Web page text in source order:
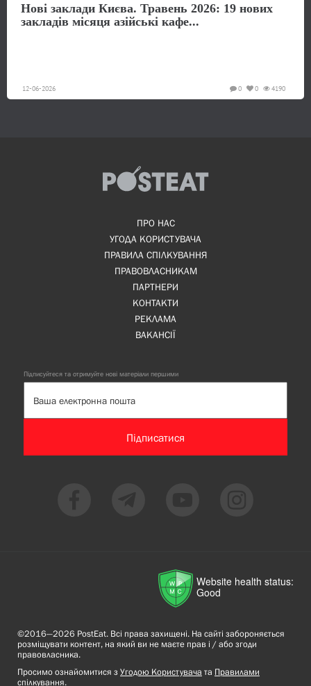
Нові заклади Києва. Травень 2026: 19 нових
закладів місяця азійські кафе...
12-06-2026 4190
0
0
ПРО НАС
УГОДА КОРИСТУВАЧА
ПРАВИЛА СПІЛКУВАННЯ
ПРАВОВЛАСНИКАМ
ПАРТНЕРИ
КОНТАКТИ
РЕКЛАМА
ВАКАНСІЇ
Підписуйтеся та отримуйте нові матеріали першими
Підписатися
Website health status:
Good
©2016—2026 PostEat. Всі права захищені. На сайті забороняється
розміщувати контент, на який ви не маєте прав і / або згоди
правовласника.
Просимо ознайомитися з Угодою Користувача та Правилами
спілкування.